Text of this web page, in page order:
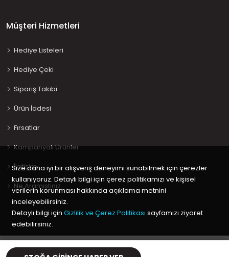
Müşteri Hizmetleri
Hediye Listeleri
Hediye Çeki
Sipariş Takibi
Ürün İadesi
Fırsatlar
Kampanyalı Ürünler
İletişim
Ne Aramıştınız…
Copyright © 2020 Keyif Bebesi | Kids & Toys, GeliştiriciKabuk
Yazılım
Size daha iyi bir alışveriş deneyimi sunabilmek için çerezler
kullanıyoruz. Detaylı bilgi için çerez politikamızı ve kişisel
verilerin korunması hakkında açıklama metnini
inceleyebilirsiniz.
Detaylı bilgi için Gizlilik ve Çerez Politikası sayfamızı ziyaret
edebilirsiniz.
Tamam